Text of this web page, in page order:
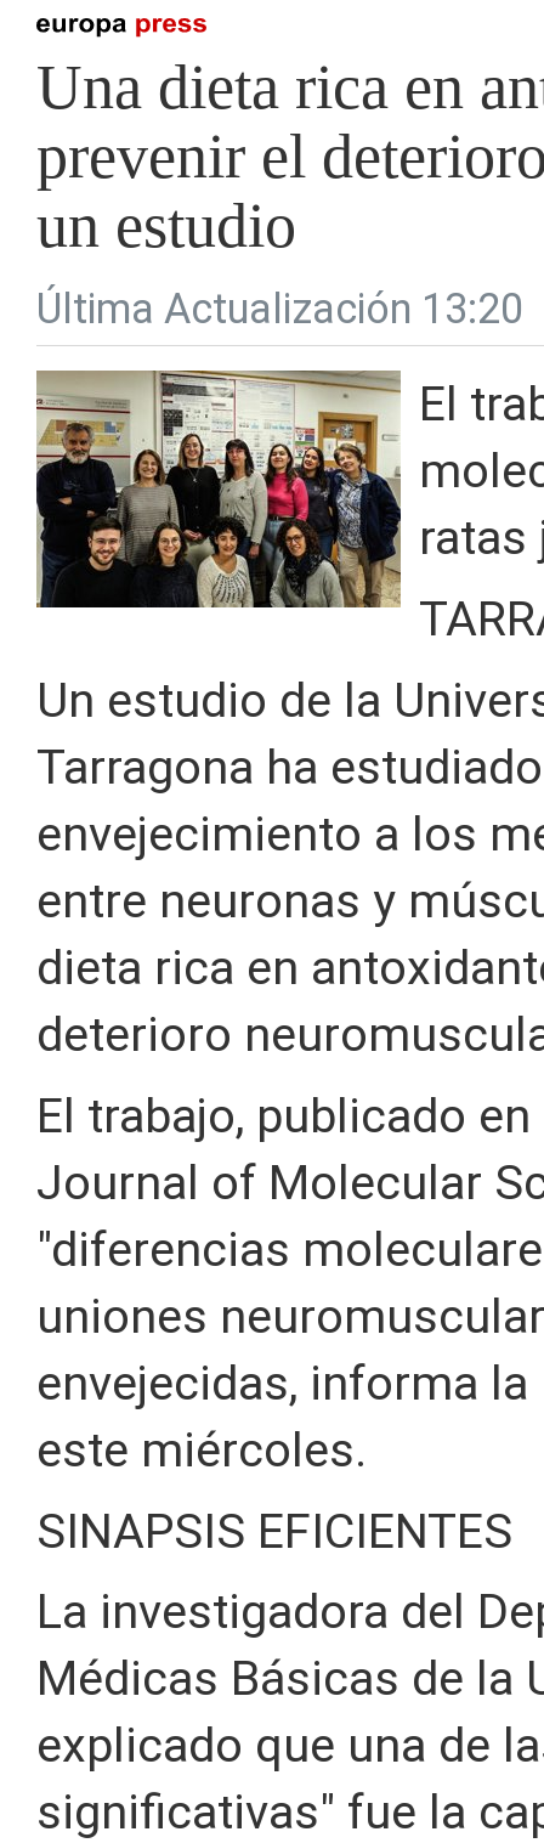
Una dieta rica en
prevenir el
un estudio
Última Actualización 13:20
El
ratas
Un estudio de la
Tarragona ha
envejecimiento a los
entre neuronas y
dieta rica en
deterioro
El trabajo, publicado
Journal of Molecular
"diferencias
uniones
envejecidas, informa
este miércoles.
SINAPSIS EFICIENTES
La investigadora del
Médicas Básicas de la
explicado que una de
significativas" fue la